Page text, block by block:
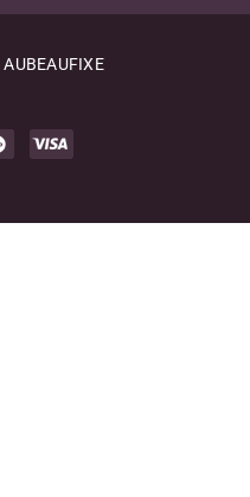
AUBEAUFIXE